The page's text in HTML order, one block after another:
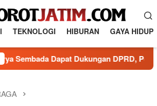
TEKNOLOGI HIBURAN GAYA HIDUP
Dapat Dukungan DPRD, Pelayanan